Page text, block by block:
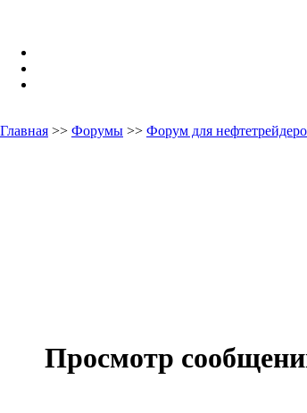
Главная >> Форумы >> Форум для
Просмотр